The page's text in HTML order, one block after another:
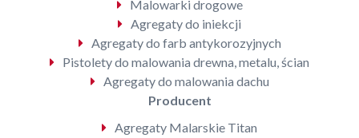
Malowarki drogowe
Agregaty do iniekcji
Agregaty do farb antykorozyjnych
Pistolety do malowania drewna, metalu, ścian
Agregaty do malowania dachu
Producent
Agregaty Malarskie Titan